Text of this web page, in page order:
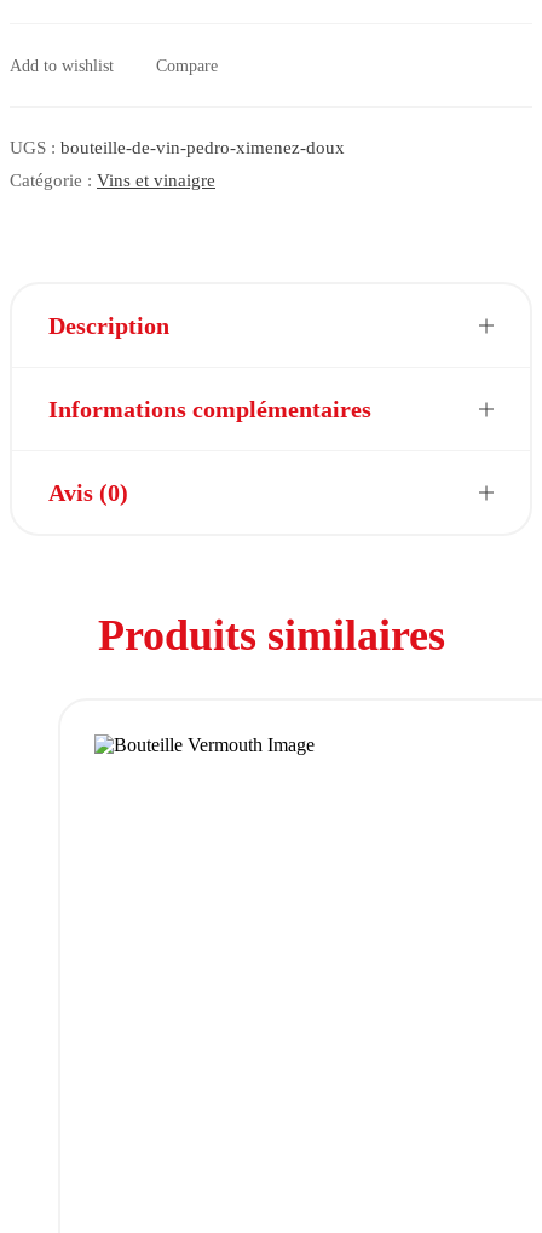
doux
Add to wishlist Compare
UGS : bouteille-de-vin-pedro-ximenez-doux
Catégorie : Vins et vinaigre
Description
Informations complémentaires
Avis (0)
Produits similaires